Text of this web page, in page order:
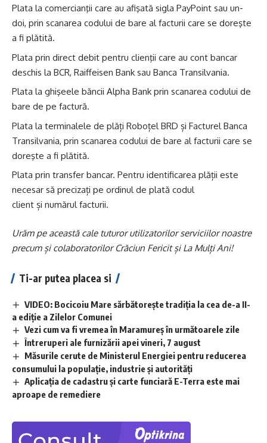
Plata la comercianţii care au afişată sigla PayPoint sau un-
doi, prin scanarea codului de bare al facturii care se doreşte
a fi plătită.
Plata prin direct debit pentru clienţii care au cont bancar
deschis la BCR, Raiffeisen Bank sau Banca Transilvania.
Plata la ghişeele băncii Alpha Bank prin scanarea codului de
bare de pe factură.
Plata la terminalele de plăți Roboțel BRD și Facturel Banca
Transilvania, prin scanarea codului de bare al facturii care se
doreşte a fi plătită.
Plata prin transfer bancar. Pentru identificarea plății este
necesar să precizați pe ordinul de plată codul
client și numărul facturii.
Urăm pe această cale tuturor utilizatorilor serviciilor noastre
precum și colaboratorilor Crăciun Fericit și La Mulți Ani!
Ti-ar putea placea si
VIDEO: Bocicoiu Mare sărbătorește tradiția la cea de-a II-
a ediție a Zilelor Comunei
Vezi cum va fi vremea în Maramureș în următoarele zile
Întreruperi ale furnizării apei vineri, 7 august
Măsurile cerute de Ministerul Energiei pentru reducerea
consumului la populație, industrie și autorități
Aplicaţia de cadastru şi carte funciară E-Terra este mai
aproape de remediere